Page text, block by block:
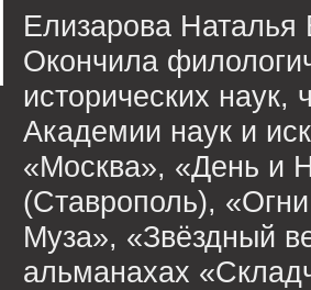
Елизарова
Окончила
исторических наук,
Академии наук и
«Москва», «День и
(Ставрополь),
Муза», «Звёздный
альманахах